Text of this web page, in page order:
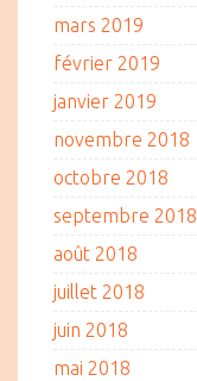
mars 2019
février 2019
janvier 2019
novembre 2018
octobre 2018
septembre 2018
août 2018
juillet 2018
juin 2018
mai 2018